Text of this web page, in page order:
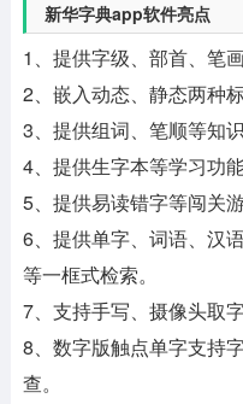
新华字典app软件亮点
1、提供字级、部首、笔
2、嵌入动态、静态两种
3、提供组词、笔顺等知识
4、提供生字本等学习功能
5、提供易读错字等闯关游
6、提供单字、词语、汉
等一框式检索。
7、支持手写、摄像头取
8、数字版触点单字支持
查。